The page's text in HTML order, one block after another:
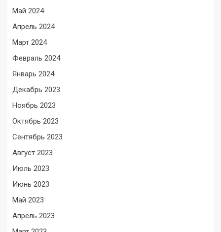
Май 2024
Апрель 2024
Март 2024
Февраль 2024
Январь 2024
Декабрь 2023
Ноябрь 2023
Октябрь 2023
Сентябрь 2023
Август 2023
Июль 2023
Июнь 2023
Май 2023
Апрель 2023